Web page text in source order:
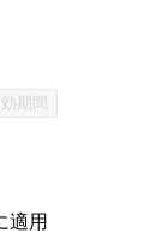
期間
適用